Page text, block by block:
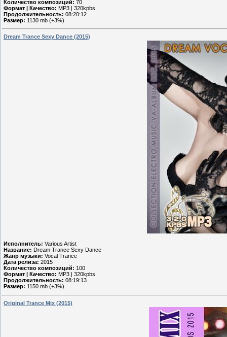
Количество композиций: 70
Формат | Качество: MP3 | 320kpbs
Продолжительность: 08:20:12
Размер: 1130 mb (+3%)
Dream Trance Sexy Dance (2015)
Исполнитель: Various Artist
Название: Dream Trance Sexy Dance
Жанр музыки: Vocal Trance
Дата релиза: 2015
Количество композиций: 100
Формат | Качество: MP3 | 320kpbs
Продолжительность: 08:19:13
Размер: 1150 mb (+3%)
Original Trance Mix (2015)